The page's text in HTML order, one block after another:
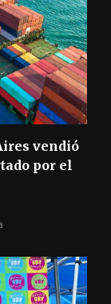
vendió
por el